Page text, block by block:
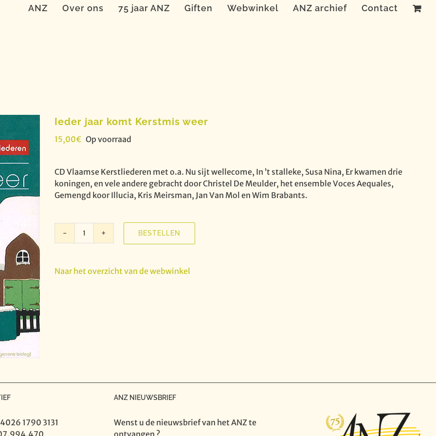
ANZ Over ons 75 jaar ANZ Giften Webwinkel ANZ archief Contact
Ieder jaar komt Kerstmis weer
15,00€ Op voorraad
CD Vlaamse Kerstliederen met o.a. Nu sijt wellecome, In ’t stalleke, Susa Nina, Er kwamen drie
koningen, en vele andere gebracht door Christel De Meulder, het ensemble Voces Aequales,
Gemengd koor Illucia, Kris Meirsman, Jan Van Mol en Wim Brabants.
Ieder
Kerstmis
BESTELLEN
Naar het overzicht van de webwinkel
1790 3131
ANZ NIEUWSBRIEF
Wenst u de nieuwsbrief van het ANZ te
ontvangen ?